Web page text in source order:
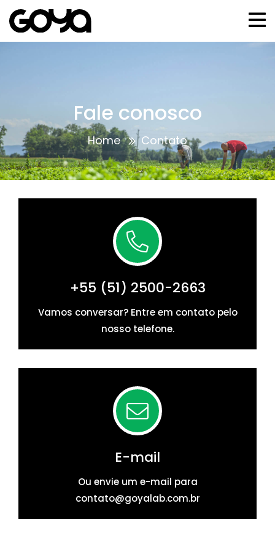
Fale conosco
Home Contato
+55 (51) 2500-2663
Vamos conversar? Entre em contato pelo
nosso telefone.
E-mail
Ou envie um e-mail para
contato@goyalab.com.br